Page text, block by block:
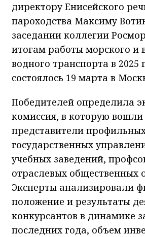
директору Енисейского
пароходства Максиму
заседании коллегии
итогам работы морского и
водного транспорта в 2025
состоялось 19 марта в
Победителей определила
комиссия, в которую вошли
представители
государственных
учебных заведений,
отраслевых общественных
Эксперты анализировали
положение и результаты
конкурсантов в динамике
последних года, объем